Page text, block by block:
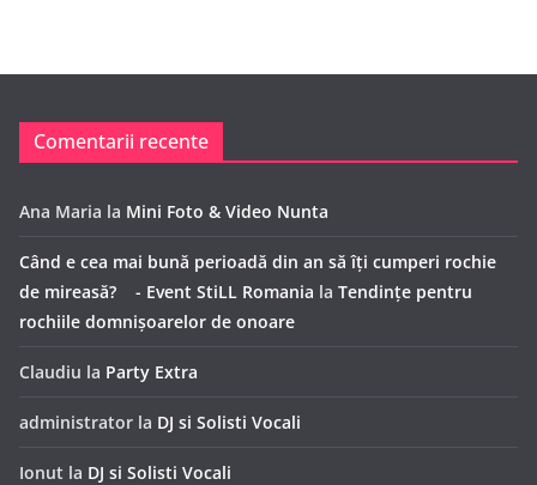
Comentarii recente
Ana Maria la Mini Foto & Video Nunta
Când e cea mai bună perioadă din an să îți cumperi rochie
de mireasă? - Event StiLL Romania la Tendințe pentru
rochiile domnișoarelor de onoare
Claudiu la Party Extra
administrator la DJ si Solisti Vocali
Ionut la DJ si Solisti Vocali